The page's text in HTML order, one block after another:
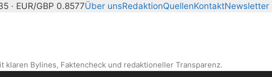
· EUR/GBP 0.8577Über unsRedaktionQuellenKontaktNewsletter
Bylines, Faktencheck und redaktioneller Transparenz.